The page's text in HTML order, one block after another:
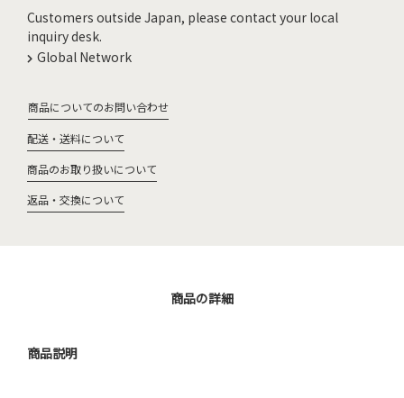
Customers outside Japan, please contact your local
inquiry desk.
Global Network
商品についてのお問い合わせ
配送・送料について
商品のお取り扱いについて
返品・交換について
商品の詳細
商品説明